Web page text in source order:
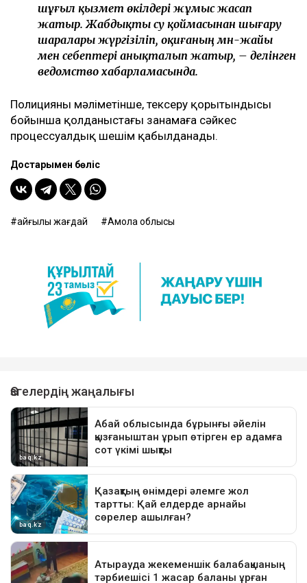
шұғыл қызмет өкілдері жұмыс жасап
жатыр. Жабдықты су қоймасынан шығару
шаралары жүргізіліп, оқиғаның мән-жайы
мен себептері анықталып жатыр, – делінген
ведомство хабарламасында.
Полицияның мәліметінше, тексеру қорытындысы
бойынша қолданыстағы заңнамаға сәйкес
процессуалдық шешім қабылданады.
Достарыңмен бөліс
қайғылы жағдай Ақмола облысы